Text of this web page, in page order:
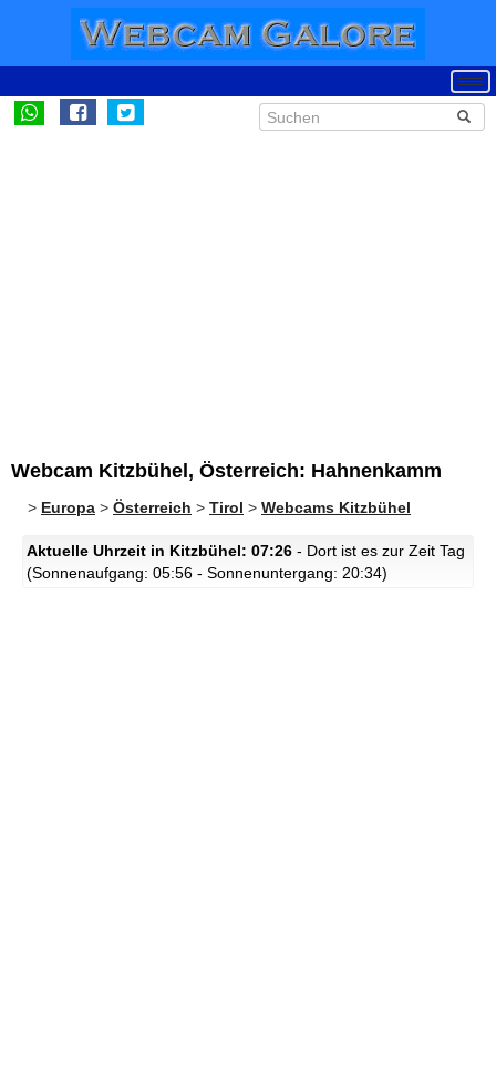
Webcam Kitzbühel, Österreich: Hahnenkamm
> Europa > Österreich > Tirol > Webcams Kitzbühel
Aktuelle Uhrzeit in Kitzbühel: 07:26 - Dort ist es zur Zeit Tag
(Sonnenaufgang: 05:56 - Sonnenuntergang: 20:34)